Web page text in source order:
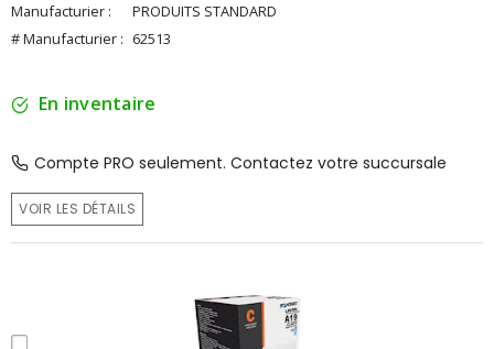
Manufacturier :
PRODUITS STANDARD
# Manufacturier : 62513
En inventaire
Compte PRO seulement. Contactez votre succursale
VOIR LES DÉTAILS